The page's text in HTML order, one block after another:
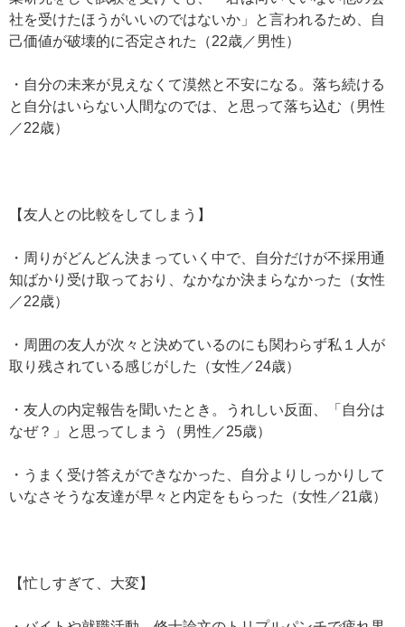
社を受けたほうがいいのではないか」と言われるため、自
己価値が破壊的に否定された（22歳／男性）
・自分の未来が見えなくて漠然と不安になる。落ち続ける
と自分はいらない人間なのでは、と思って落ち込む（男性
／22歳）
【友人との比較をしてしまう】
・周りがどんどん決まっていく中で、自分だけが不採用通
知ばかり受け取っており、なかなか決まらなかった（女性
／22歳）
・周囲の友人が次々と決めているのにも関わらず私１人が
取り残されている感じがした（女性／24歳）
・友人の内定報告を聞いたとき。うれしい反面、「自分は
なぜ？」と思ってしまう（男性／25歳）
・うまく受け答えができなかった、自分よりしっかりして
いなさそうな友達が早々と内定をもらった（女性／21歳）
【忙しすぎて、大変】